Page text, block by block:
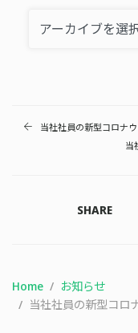
当社社員の新型コロナ
当
SHARE
Home
お知らせ
当社社員の新型コロ